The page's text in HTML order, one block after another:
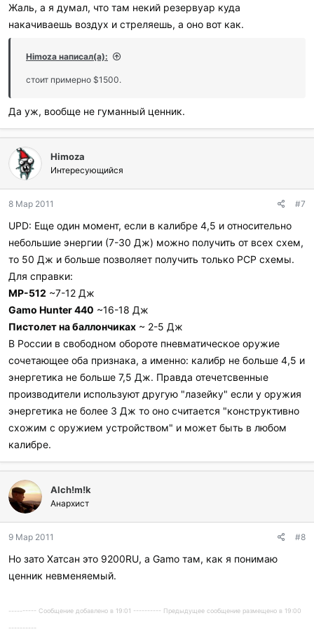
Жаль, а я думал, что там некий резервуар куда
накачиваешь воздух и стреляешь, а оно вот как.
Himoza написал(а):
стоит примерно $1500.
Да уж, вообще не гуманный ценник.
Himoza
Интересующийся
8 Мар 2011 #7
UPD: Еще один момент, если в калибре 4,5 и относительно
небольшие энергии (7-30 Дж) можно получить от всех схем,
то 50 Дж и больше позволяет получить только PCP схемы.
Для справки:
МР-512 ~7-12 Дж
Gamo Hunter 440 ~16-18 Дж
Пистолет на баллончиках ~ 2-5 Дж
В России в свободном обороте пневматическое оружие
сочетающее оба признака, а именно: калибр не больше 4,5 и
энергетика не больше 7,5 Дж. Правда отечетсвенные
производители используют другую "лазейку" если у оружия
энергетика не более 3 Дж то оно считается "конструктивно
схожим с оружием устройством" и может быть в любом
калибре.
Alch!m!k
Анархист
9 Мар 2011 #8
Но зато Хатсан это 9200RU, а Gamo там, как я понимаю
ценник невменяемый.
---------- Сообщение добавлено в 19:01 ---------- Предыдущее сообщение размещено в 19:00
----------